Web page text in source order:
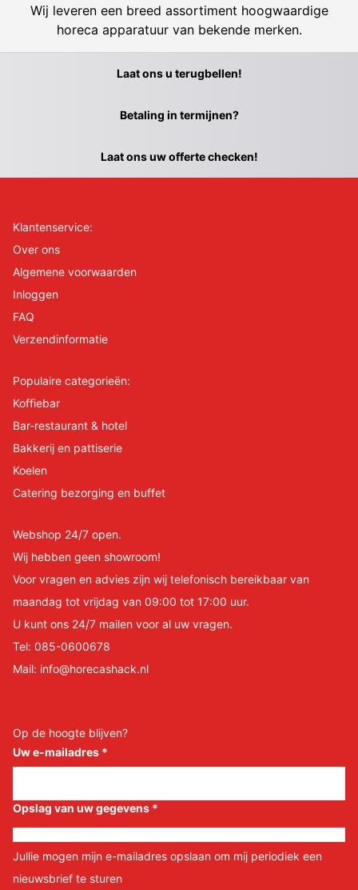
Wij leveren een breed assortiment hoogwaardige
horeca apparatuur van bekende merken.
Laat ons u terugbellen!
Betaling in termijnen?
Laat ons uw offerte checken!
Klantenservice:
Over ons
Algemene voorwaarden
Inloggen
FAQ
Verzendinformatie
Populaire categorieën:
Koffiebar
Bar-restaurant & hotel
Bakkerij en pattiserie
Koelen
Catering bezorging en buffet
Webshop 24/7 open.
Wij hebben geen showroom!
Voor vragen en advies zijn wij telefonisch bereikbaar van
maandag tot vrijdag van 09:00 tot 17:00 uur.
U kunt ons 24/7 mailen voor al uw vragen.
Tel: 085-0600678
Mail: info@horecashack.nl
Op de hoogte blijven?
Uw e-mailadres *
Opslag van uw gegevens *
Jullie mogen mijn e-mailadres opslaan om mij periodiek een
nieuwsbrief te sturen